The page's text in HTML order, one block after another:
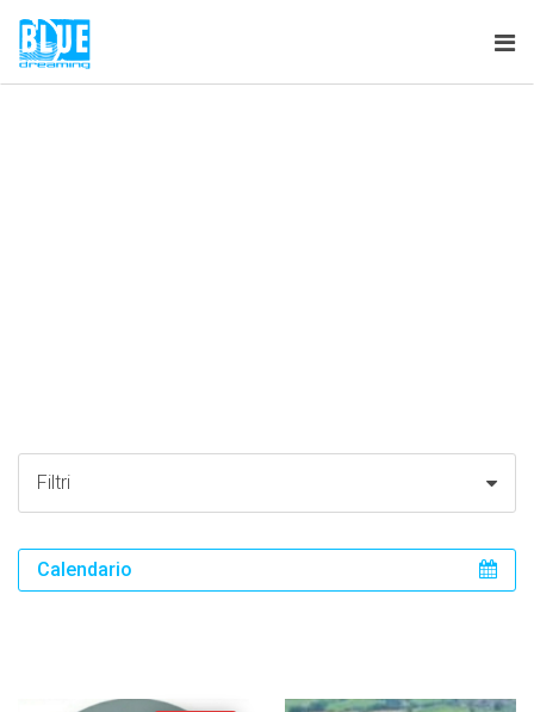
Filtri
Calendario